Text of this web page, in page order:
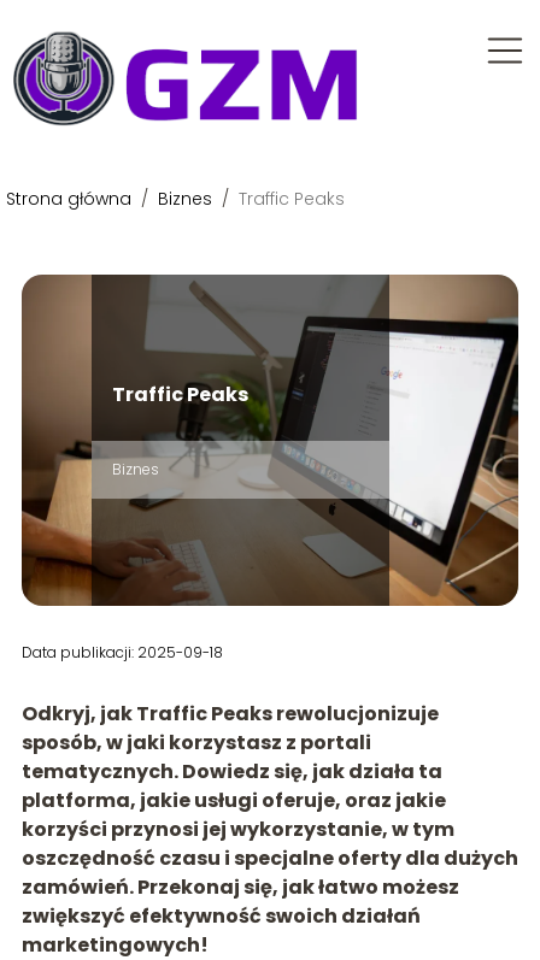
Strona główna / Biznes / Traffic Peaks
Traffic Peaks
Biznes
Data publikacji: 2025-09-18
Odkryj, jak Traffic Peaks rewolucjonizuje
sposób, w jaki korzystasz z portali
tematycznych. Dowiedz się, jak działa ta
platforma, jakie usługi oferuje, oraz jakie
korzyści przynosi jej wykorzystanie, w tym
oszczędność czasu i specjalne oferty dla dużych
zamówień. Przekonaj się, jak łatwo możesz
zwiększyć efektywność swoich działań
marketingowych!